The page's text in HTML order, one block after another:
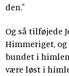
den."
Og så tilføjede
Himmeriget,
bundet i
være løst i